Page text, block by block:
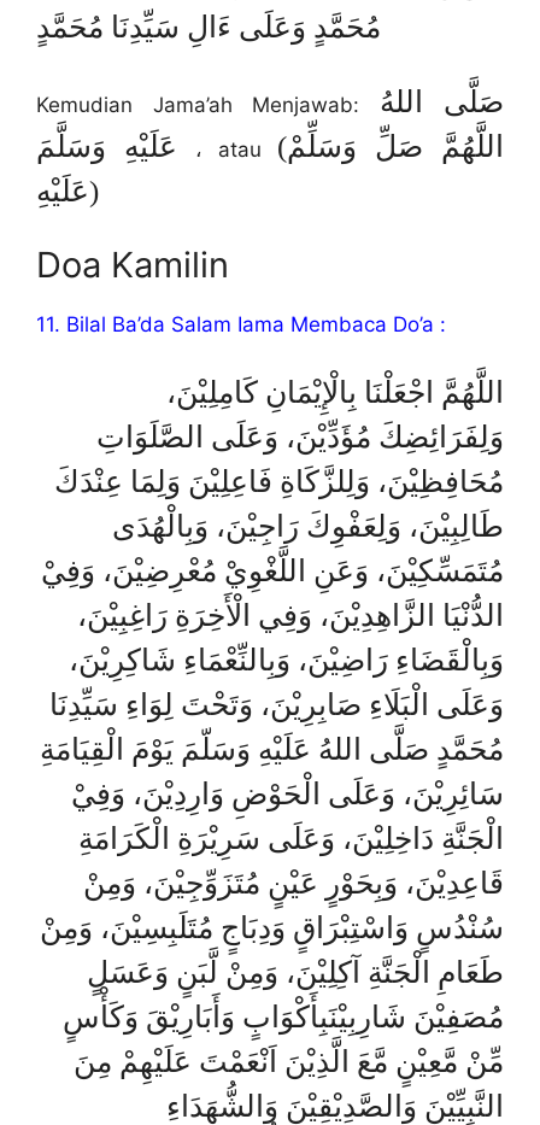
مُحَمَّدٍ وَعَلَى ءَالِ سَيِّدِنَا مُحَمَّدٍ
Kemudian Jama’ah Menjawab: صَلَّى اللهُ
، atau (اللَّهُمَّ صَلِّ وَسَلِّمْ
عَلَيْهِ)
Doa Kamilin
11. Bilal Ba’da Salam Iama Membaca Do’a :
اللَّهُمَّ اجْعَلْنَا بِالْإِيْمَانِ كَامِلِيْنَ،
وَلِفَرَائِضِكَ مُؤَدِّيْنَ، وَعَلَى الصَّلَوَاتِ
مُحَافِظِيْنَ، وَلِلزَّكَاةِ فَاعِلِيْنَ وَلِمَا عِنْدَكَ
طَالِبِيْنَ، وَلِعَفْوِكَ رَاجِيْنَ، وَبِالْهُدَى
مُتَمَسِّكِيْنَ، وَعَنِ اللَّغْوِيْ مُعْرِضِيْنَ، وَفِيْ
الدُّنْيَا الزَّاهِدِيْنَ، وَفِي الْأَخِرَةِ رَاغِبِيْنَ،
وَبِالْقَضَاءِ رَاضِيْنَ، وَبِالنِّعْمَاءِ شَاكِرِيْنَ،
وَعَلَى الْبَلَاءِ صَابِرِيْنَ، وَتَحْتَ لِوَاءِ سَيِّدِنَا
مُحَمَّدٍ صَلَّى اللهُ عَلَيْهِ وَسَلّمَ يَوْمَ الْقِيَامَةِ
سَائِرِيْنَ، وَعَلَى الْحَوْضِ وَارِدِيْنَ، وَفِيْ
الْجَنَّةِ دَاخِلِيْنَ، وَعَلَى سَرِيْرَةِ الْكَرَامَةِ
قَاعِدِيْنَ، وَبِحَوْرٍ عَيْنٍ مُتَزَوِّجِيْنَ، وَمِنْ
سُنْدُسٍ وَاسْتِبْرَاقٍ وَدِبَاجٍ مُتَلَبِسِيْنَ، وَمِنْ
طَعَامِ الْجَنَّةِ آكِلِيْنَ، وَمِنْ لَّبَنٍ وَعَسَلٍ
مُصَفِيْنَ شَارِبِيْنَبِأَكْوَابٍ وَأَبَارِيْقَ وَكَأْسٍ
مِّنْ مَّعِيْنٍ مَّعَ الَّذِيْنَ اَنْعَمْتَ عَلَيْهِمْ مِنَ
النَّبِيِّيْنَ وَالصَّدِيْقِيْنَ وَالشُّهَدَاءِ